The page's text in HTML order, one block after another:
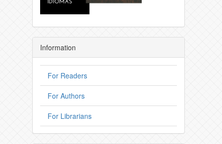
Information
For Readers
For Authors
For Librarians